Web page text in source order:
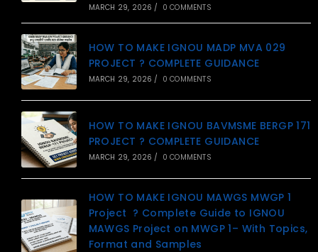
MARCH 29, 2026 / 0 COMMENTS
HOW TO MAKE IGNOU MADP MVA 029
PROJECT ? COMPLETE GUIDANCE
MARCH 29, 2026 / 0 COMMENTS
HOW TO MAKE IGNOU BAVMSME BERGP 171
PROJECT ? COMPLETE GUIDANCE
MARCH 29, 2026 / 0 COMMENTS
HOW TO MAKE IGNOU MAWGS MWGP 1
Project ? Complete Guide to IGNOU
MAWGS Project on MWGP 1– With Topics,
Format and Samples